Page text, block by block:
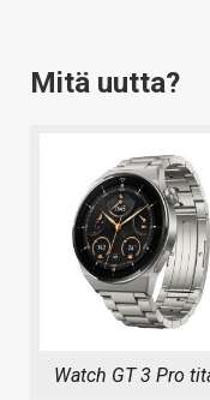
Mitä uutta?
Watch GT 3 Pro